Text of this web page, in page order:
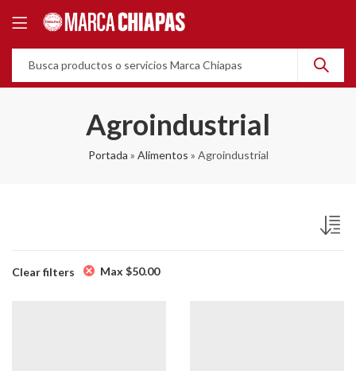
Agroindustrial
Portada » Alimentos » Agroindustrial
Clear filters Max $50.00